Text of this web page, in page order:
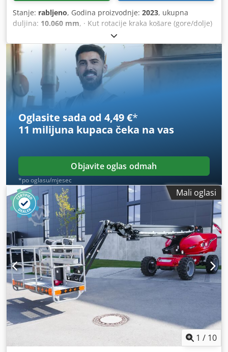
Stanje: rabljeno, Godina proizvodnje: 2023, ukupna
duljina: 10.060 mm, · Kut rotacije kraka košare (gore/dolje)
+70°/-63° · Rotacija nadgrađa 360 ° · Rotacija radne košare
(desno/lijevo) 90°/90° · Unutarnji radijus okretanja 2 m ·
vanjski radijus okretanja 4,40 m · Brzina vožnje – način
prijevoza: 4,90 km/h · Brzina kretanja - način rada: 1 km/h ·
Sposobnost penjanja: 40% · Dopušteni nagib u načinu
rada: 4 ° · Gume od vulkanizirane čvrste gume · Pogonski
kotači (prednji/stražnji): 2/2 · Upravljači (prednji/stražnji):
2/2 · Kočni kotači/kotači: 2/2 · Proizvođač / Model motora:
Yanmar - 3TNV88C-DMU · Standard motora: Stage V ·
Nazivna snaga / snaga motora s unutarnjim izgaranjem:
spremnika: 94 l Cjdpfx Aszrp Ifjpvjrf · Kapacitet spremnika
goriva: 72L · Ambijentalna buka (LwA): < 106 dB
Oglasite sada od 4,49 €*
11 milijuna kupaca čeka na vas
Objavite oglas odmah
*po oglasu/mjesec
Mali oglasi
1 / 10